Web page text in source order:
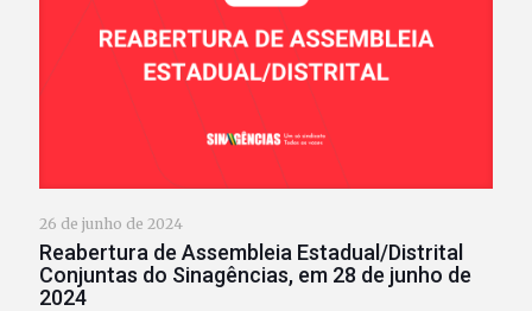
26 de junho de 2024
Reabertura de Assembleia Estadual/Distrital
Conjuntas do Sinagências, em 28 de junho de
2024